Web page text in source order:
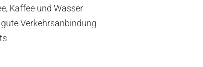
Kaffee und Wasser
Verkehrsanbindung